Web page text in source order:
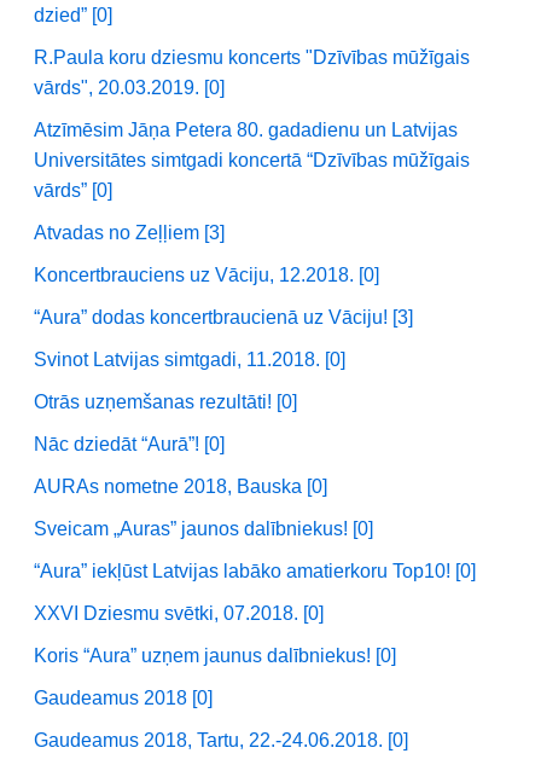
dzied” [0]
R.Paula koru dziesmu koncerts "Dzīvības mūžīgais
vārds", 20.03.2019. [0]
Atzīmēsim Jāņa Petera 80. gadadienu un Latvijas
Universitātes simtgadi koncertā “Dzīvības mūžīgais
vārds” [0]
Atvadas no Zeļļiem [3]
Koncertbrauciens uz Vāciju, 12.2018. [0]
“Aura” dodas koncertbraucienā uz Vāciju! [3]
Svinot Latvijas simtgadi, 11.2018. [0]
Otrās uzņemšanas rezultāti! [0]
Nāc dziedāt “Aurā”! [0]
AURAs nometne 2018, Bauska [0]
Sveicam „Auras” jaunos dalībniekus! [0]
“Aura” iekļūst Latvijas labāko amatierkoru Top10! [0]
XXVI Dziesmu svētki, 07.2018. [0]
Koris “Aura” uzņem jaunus dalībniekus! [0]
Gaudeamus 2018 [0]
Gaudeamus 2018, Tartu, 22.-24.06.2018. [0]